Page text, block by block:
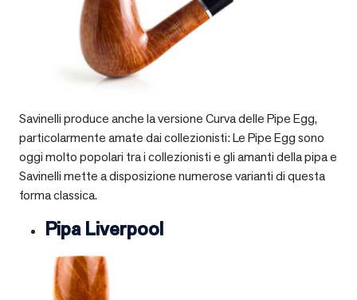
Savinelli produce anche la versione Curva delle Pipe Egg,
particolarmente amate dai collezionisti: Le Pipe Egg sono
oggi molto popolari tra i collezionisti e gli amanti della pipa e
Savinelli mette a disposizione numerose varianti di questa
forma classica.
Pipa Liverpool